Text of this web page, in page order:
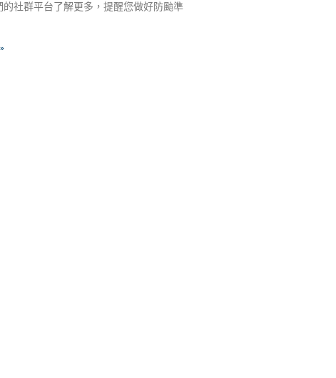
的社群平台了解更多，提醒您做好防颱準